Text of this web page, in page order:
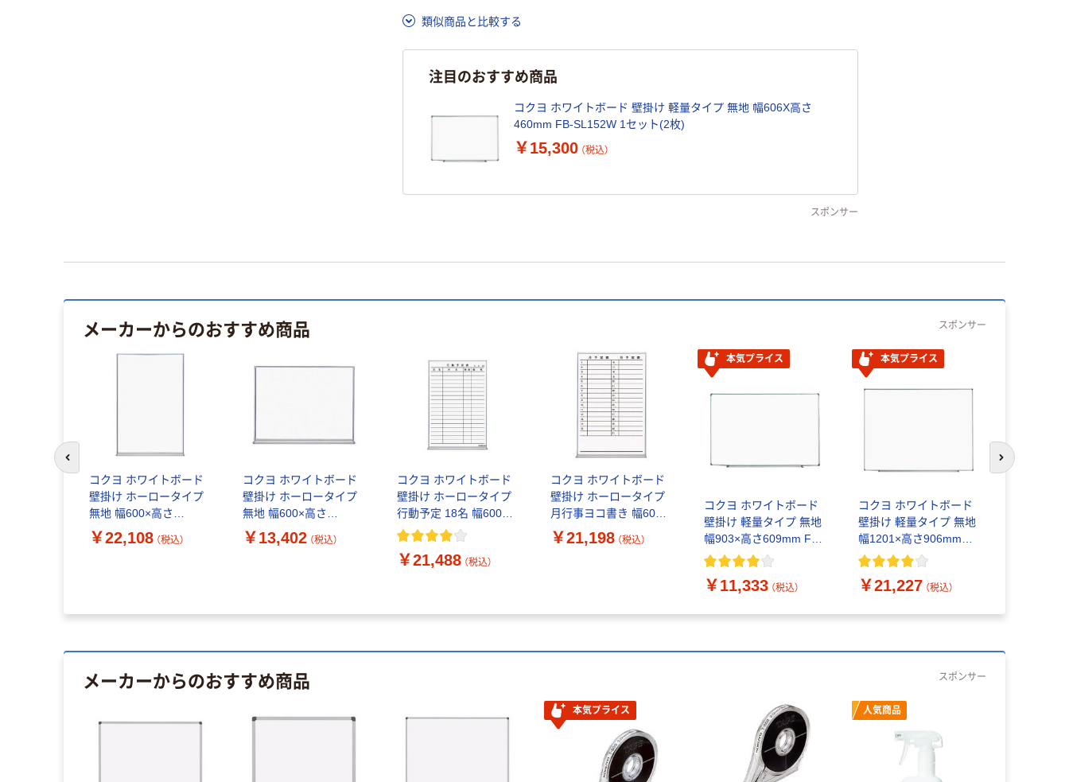
類似商品と比較する
注目のおすすめ商品
コクヨ ホワイトボード 壁掛け 軽量タイプ 無地 幅606X高さ
460mm FB-SL152W 1セット(2枚)
￥15,300 （税込）
スポンサー
メーカーからのおすすめ商品 スポンサー
コクヨ ホワイトボード
壁掛け ホーロータイプ
無地 幅600×高さ
909mm FB-32WNC 1枚
￥22,108 （税込）
コクヨ ホワイトボード
壁掛け ホーロータイプ
無地 幅600×高さ
462mm FB-152WNC 1
枚
￥13,402 （税込）
コクヨ ホワイトボード
壁掛け ホーロータイプ
行動予定 18名 幅600×
高さ909mm FB-
￥21,488 （税込）
コクヨ ホワイトボード
壁掛け ホーロータイプ
月行事ヨコ書き 幅600×
高さ909mm FB-
32MWNC 1枚
￥21,198 （税込）
本気プライス
コクヨ ホワイトボード
壁掛け 軽量タイプ 無地
幅903×高さ609mm FB-
SL23W 1枚
￥11,333 （税込）
本気プライス
コクヨ ホワイトボード
壁掛け 軽量タイプ 無地
幅1201×高さ906mm
FB-SL34W 1枚
￥21,227 （税込）
前のスライドへ 次のスライド
メーカーからのおすすめ商品 スポンサー
本気プライス 人気商品